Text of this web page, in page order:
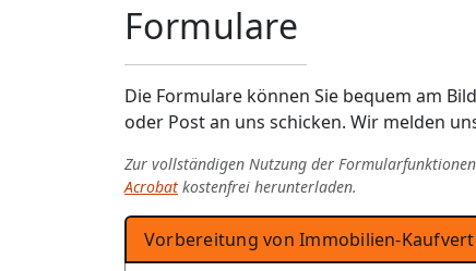
Formulare
Die Formulare können Sie bequem am
oder Post an uns schicken. Wir melden
Zur vollständigen Nutzung der
Acrobat kostenfrei herunterladen.
Vorbereitung von Immobilien-